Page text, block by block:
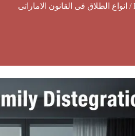
/ انواع الطلاق فى القانون الاماراتى